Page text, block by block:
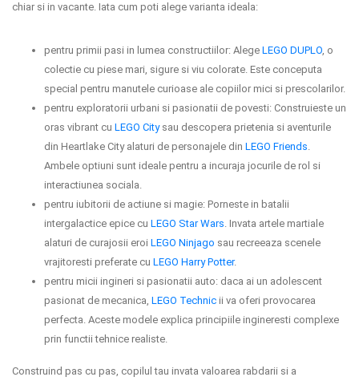
chiar si in vacante. Iata cum poti alege varianta ideala:
pentru primii pasi in lumea constructiilor: Alege LEGO DUPLO, o
colectie cu piese mari, sigure si viu colorate. Este conceputa
special pentru manutele curioase ale copiilor mici si prescolarilor.
pentru exploratorii urbani si pasionatii de povesti: Construieste un
oras vibrant cu LEGO Citysau descopera prietenia si aventurile
din Heartlake City alaturi de personajele din LEGO Friends.
Ambele optiuni sunt ideale pentru a incuraja jocurile de rol si
interactiunea sociala.
pentru iubitorii de actiune si magie: Porneste in batalii
intergalactice epice cu LEGO Star Wars. Invata artele martiale
alaturi de curajosii eroi LEGO Ninjago sau recreeaza scenele
vrajitoresti preferate cu LEGO Harry Potter.
pentru micii ingineri si pasionatii auto: daca ai un adolescent
pasionat de mecanica, LEGO Technic ii va oferi provocarea
perfecta. Aceste modele explica principiile ingineresti complexe
prin functii tehnice realiste.
Construind pas cu pas, copilul tau invata valoarea rabdarii si a